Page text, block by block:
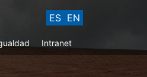
ES EN
Intranet